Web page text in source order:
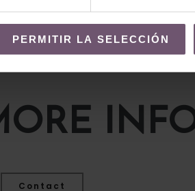
PERMITIR LA SELECCIÓN
Contact